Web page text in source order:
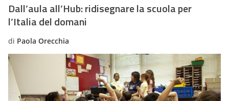
Dall’aula all’Hub: ridisegnare la scuola per
l’Italia del domani
di Paola Orecchia